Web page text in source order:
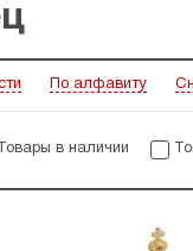
По алфавиту
Товары в наличии